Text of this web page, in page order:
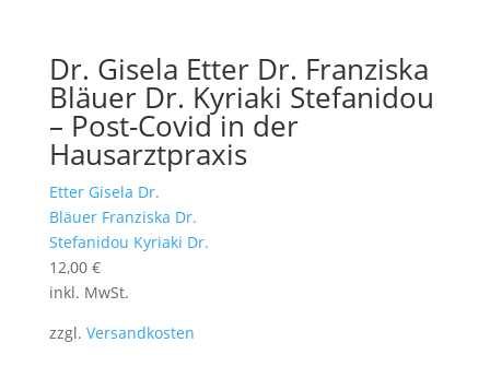
Dr. Gisela Etter Dr. Franziska
Bläuer Dr. Kyriaki Stefanidou
– Post-Covid in der
Hausarztpraxis
Etter Gisela Dr.
Bläuer Franziska Dr.
Stefanidou Kyriaki Dr.
12,00 €
inkl. MwSt.
zzgl. Versandkosten